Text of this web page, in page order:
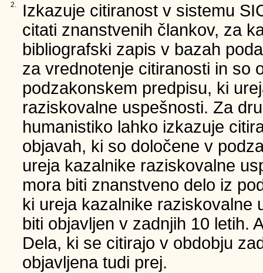
2.
Izkazuje citiranost v sistemu
citati znanstvenih člankov, za
bibliografski zapis v bazah
za vrednotenje citiranosti in so
podzakonskem predpisu, ki
raziskovalne uspešnosti. Za
humanistiko lahko izkazuje
objavah, ki so določene v
ureja kazalnike raziskovalne
mora biti znanstveno delo iz
ki ureja kazalnike raziskovalne
biti objavljen v zadnjih 10 letih.
Dela, ki se citirajo v obdobju
objavljena tudi prej.